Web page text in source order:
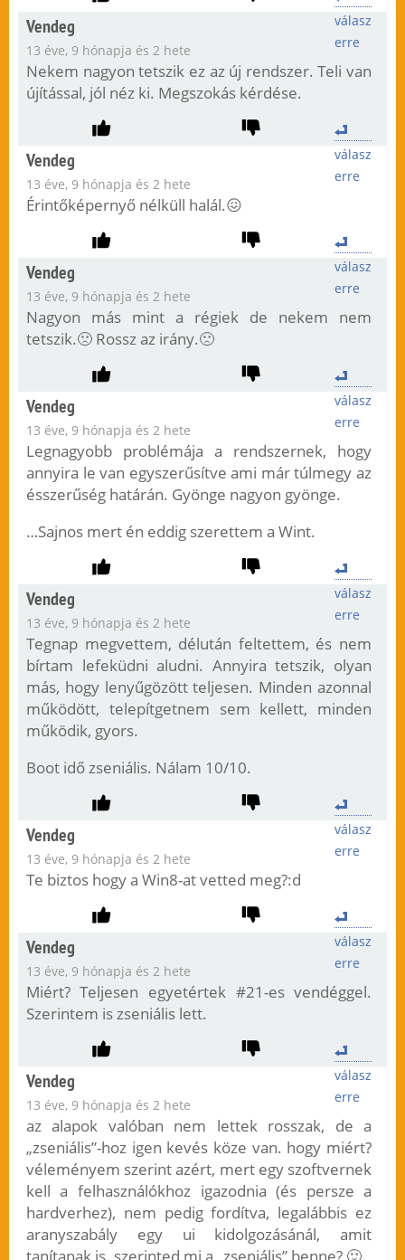
válasz
erre
Vendeg
13 éve, 9 hónapja és 2 hete
Nekem nagyon tetszik ez az új rendszer. Teli van
újítással, jól néz ki. Megszokás kérdése.
válasz
erre
Vendeg
13 éve, 9 hónapja és 2 hete
Érintőképernyő nélküll halál.😖
válasz
erre
Vendeg
13 éve, 9 hónapja és 2 hete
Nagyon más mint a régiek de nekem nem
tetszik.🙁 Rossz az irány.🙁
válasz
erre
Vendeg
13 éve, 9 hónapja és 2 hete
Legnagyobb problémája a rendszernek, hogy
annyira le van egyszerűsítve ami már túlmegy az
ésszerűség határán. Gyönge nagyon gyönge.
…Sajnos mert én eddig szerettem a Wint.
válasz
erre
Vendeg
13 éve, 9 hónapja és 2 hete
Tegnap megvettem, délután feltettem, és nem
bírtam lefeküdni aludni. Annyira tetszik, olyan
más, hogy lenyűgözött teljesen. Minden azonnal
működött, telepítgetnem sem kellett, minden
működik, gyors.
Boot idő zseniális. Nálam 10/10.
válasz
erre
Vendeg
13 éve, 9 hónapja és 2 hete
Te biztos hogy a Win8-at vetted meg?:d
válasz
erre
Vendeg
13 éve, 9 hónapja és 2 hete
Miért? Teljesen egyetértek #21-es vendéggel.
Szerintem is zseniális lett.
válasz
erre
Vendeg
13 éve, 9 hónapja és 2 hete
az alapok valóban nem lettek rosszak, de a
„zseniális”-hoz igen kevés köze van. hogy miért?
véleményem szerint azért, mert egy szoftvernek
kell a felhasználókhoz igazodnia (és persze a
hardverhez), nem pedig fordítva, legalábbis ez
aranyszabály egy ui kidolgozásánál, amit